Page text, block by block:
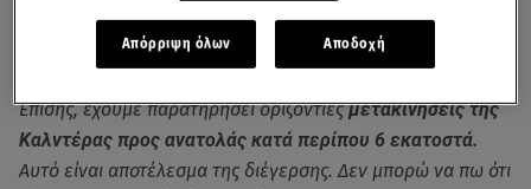
«Έχουμε καταγράψειανύψωση της Καλντέρας έως και 4
Επίσης, έχουμε παρατηρήσει οριζόντιεςμετακινήσεις της
Καλντέρας προς ανατολάς κατά περίπου 6 εκατοστά.
Αυτό είναι αποτέλεσμα της διέγερσης. Δεν μπορώ να πω ότι
Απόρριψη όλων Αποδοχή